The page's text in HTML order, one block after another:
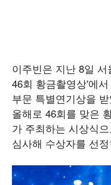
이주빈은 지난 8일
46회 황금촬영상'에
부문 특별연기상을
올해로 46회를 맞은
가 주최하는 시상식
심사해 수상자를 선